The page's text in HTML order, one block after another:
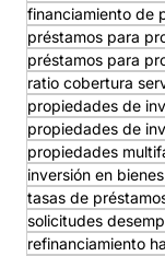
financiamiento de
préstamos para
préstamos para
ratio cobertura
propiedades de
propiedades de
propiedades
inversión en
tasas de
solicitudes
refinanciamiento